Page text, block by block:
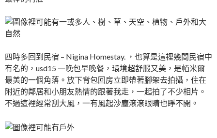
四時多回到民宿 – Nigina Homestay. ，也算是這𥚃幾間民宿中
有名的，usd15 一晚包早晚餐，環境超舒服又美，是帞米爾
最美的一個角落。放下背包回房立即帶著腳架去拍攝，住在
附近的鄰居和小朋友熱情的跟著我走，一起拍了不少相片。
不過這裡經常刮大風，一有風起沙塵滾滾眼睛也睜不開。